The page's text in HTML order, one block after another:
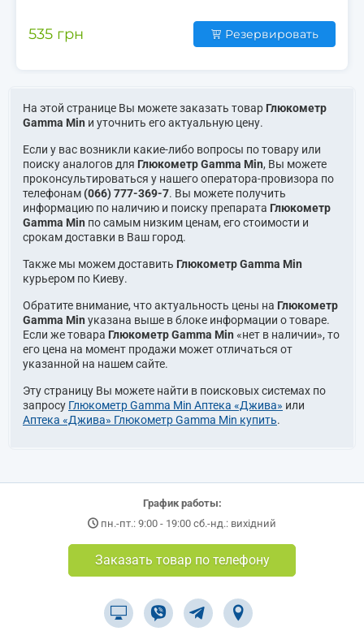
Резервировать
535 грн
На этой странице Вы можете заказать товар Глюкометр
Gamma Min и уточнить его актуальную цену.
Если у вас возникли какие-либо вопросы по товару или
поиску аналогов для Глюкометр Gamma Min, Вы можете
проконсультироваться у нашего оператора-провизора по
телефонам (066) 777-369-7. Вы можете получить
информацию по наличию и поиску препарата Глюкометр
Gamma Min по самым низким ценам, его стоимости и
срокам доставки в Ваш город.
Также мы можем доставить Глюкометр Gamma Min
курьером по Киеву.
Обратите внимание, что актуальность цены на Глюкометр
Gamma Min указана выше в блоке информации о товаре.
Если же товара Глюкометр Gamma Min «нет в наличии», то
его цена на момент продажи может отличаться от
указанной на нашем сайте.
Эту страницу Вы можете найти в поисковых системах по
запросу Глюкометр Gamma Min Аптека «Джива» или
Аптека «Джива» Глюкометр Gamma Min купить.
График работы:
пн.-пт.: 9:00 - 19:00 сб.-нд.: вихідний
Заказать товар по телефону